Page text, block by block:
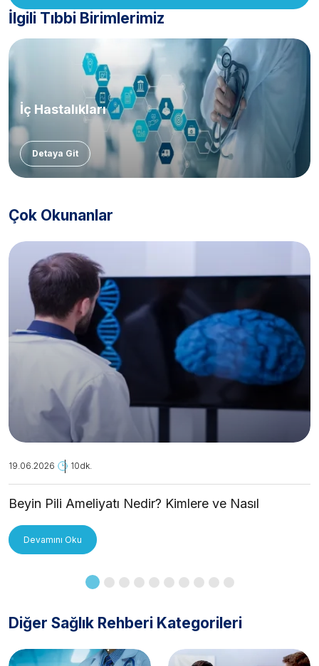
İlgili Tıbbi Birimlerimiz
İç Hastalıkları
Detaya Git
Çok Okunanlar
19.06.2026 10dk.
Beyin Pili Ameliyatı Nedir? Kimlere ve Nasıl
Devamını Oku
Diğer Sağlık Rehberi Kategorileri